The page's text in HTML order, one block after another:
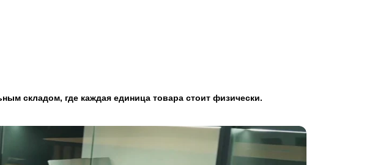
складом, где каждая единица товара стоит физически.